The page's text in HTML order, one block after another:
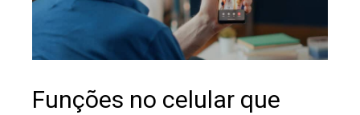
Funções no celular que